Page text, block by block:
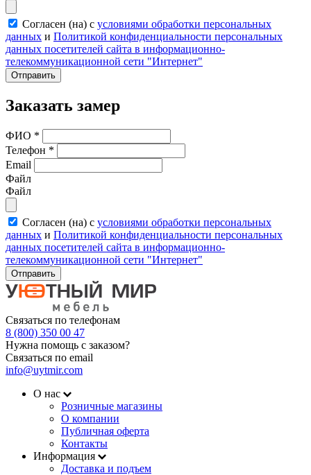
Согласен (на) с условиями обработки персональных
данных и Политикой конфиденциальности персональных
данных посетителей сайта в информационно-
телекоммуникационной сети "Интернет"
Отправить
Заказать замер
ФИО *
Телефон *
Email
Файл
Файл
Согласен (на) с условиями обработки персональных
данных и Политикой конфиденциальности персональных
данных посетителей сайта в информационно-
телекоммуникационной сети "Интернет"
Отправить
Связаться по телефонам
8 (800) 350 00 47
Нужна помощь с заказом?
Связаться по email
info@uytmir.com
О нас
Розничные магазины
О компании
Публичная оферта
Контакты
Информация
Доставка и подъем